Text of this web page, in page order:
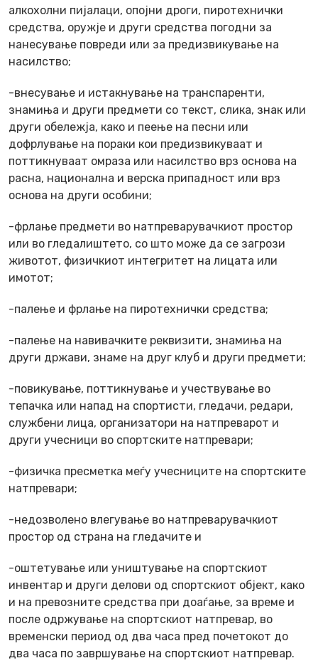
алкохолни пијалаци, опојни дроги, пиротехнички
средства, оружје и други средства погодни за
нанесување повреди или за предизвикување на
насилство;
-внесување и истакнување на транспаренти,
знамиња и други предмети со текст, слика, знак или
други обележја, како и пеење на песни или
дофрлување на пораки кои предизвикуваат и
поттикнуваат омраза или насилство врз основа на
расна, национална и верска припадност или врз
основа на други особини;
-фрлање предмети во натпреварувачкиот простор
или во гледалиштето, со што може да се загрози
животот, физичкиот интегритет на лицата или
имотот;
-палење и фрлање на пиротехнички средства;
-палење на навивачките реквизити, знамиња на
други држави, знаме на друг клуб и други предмети;
-повикување, поттикнување и учествување во
тепачка или напад на спортисти, гледачи, редари,
службени лица, организатори на натпреварот и
други учесници во спортските натпревари;
-физичка пресметка меѓу учесниците на спортските
натпревари;
-недозволено влегување во натпреварувачкиот
простор од страна на гледачите и
-оштетување или уништување на спортскиот
инвентар и други делови од спортскиот објект, како
и на превозните средства при доаѓање, за време и
после одржување на спортскиот натпревар, во
временски период од два часа пред почетокот до
два часа по завршување на спортскиот натпревар.